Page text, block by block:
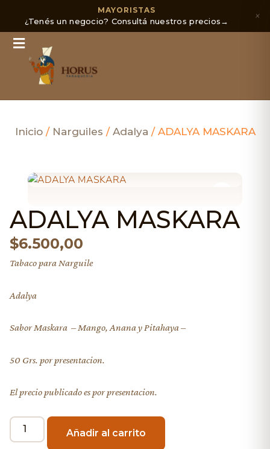
MAYORISTAS
¿Tenés un negocio? Consultá nuestros precios→ ×
Inicio/ Narguiles / Adalya / ADALYA MASKARA
ADALYA MASKARA
$6.500,00
Tabaco para Narguile
Adalya
Sabor Maskara – Mango, Anana y Pitahaya –
50 Grs. por presentacion.
El precio publicado es por presentacion.
Añadir al carrito